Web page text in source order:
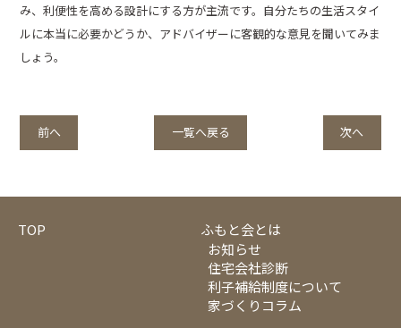
み、利便性を高める設計にする方が主流です。自分たちの生活スタイ
ルに本当に必要かどうか、アドバイザーに客観的な意見を聞いてみま
しょう。
前へ 一覧へ戻る 次へ
TOP
ふもと会とは
お知らせ
住宅会社診断
利子補給制度について
家づくりコラム